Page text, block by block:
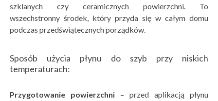
szklanych czy ceramicznych powierzchni. To
wszechstronny środek, który przyda się w całym domu
podczas przedświątecznych porządków.
Sposób użycia płynu do szyb przy niskich
temperaturach:
Przygotowanie powierzchni – przed aplikacją płynu